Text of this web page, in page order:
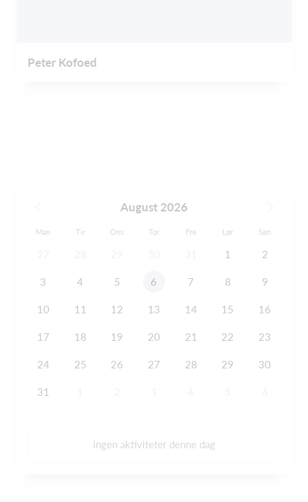
Peter Kofoed
August 2026
Man Tir Ons Tor Fre Lør Søn
1 2
3 4 5 6 7 8 9
10 11 12 13 14 15 16
17 18 19 20 21 22 23
24 25 26 27 28 29 30
31
Ingen aktiviteter denne dag